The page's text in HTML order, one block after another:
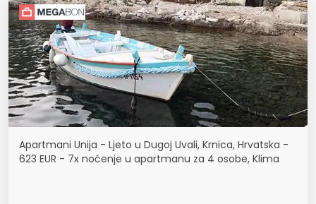
Apartmani Unija - Ljeto u Dugoj Uvali, Krnica, Hrvatska -
623 EUR - 7x noćenje u apartmanu za 4 osobe, Klima